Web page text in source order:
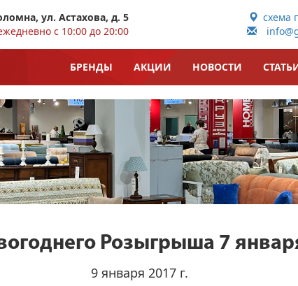
ул. Астахова, д. 5
с 10:00 до 20:00
схема
БРЕНДЫ АКЦИИ НОВОСТИ
Розыгрыша 7
9 января 2017 г.